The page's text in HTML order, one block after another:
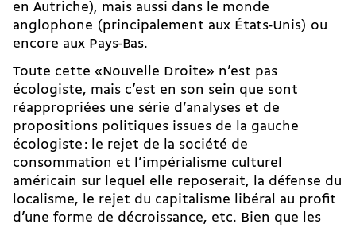
en Autriche), mais aussi dans le monde
anglophone (principalement aux États-Unis) ou
encore aux Pays-Bas.
Toute cette «Nouvelle Droite» n’est pas
écologiste, mais c’est en son sein que sont
réappropriées une série d’analyses et de
propositions politiques issues de la gauche
écologiste : le rejet de la société de
consommation et l’impérialisme culturel
américain sur lequel elle reposerait, la défense du
localisme, le rejet du capitalisme libéral au profit
d’une forme de décroissance, etc. Bien que les